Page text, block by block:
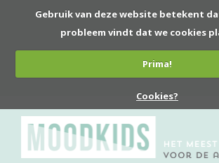
Gebruik van deze website betekent
probleem vindt dat we cookies
Prima!
Cookies?